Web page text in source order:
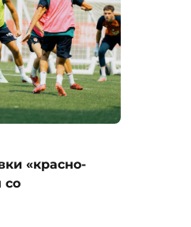
«красно-
со